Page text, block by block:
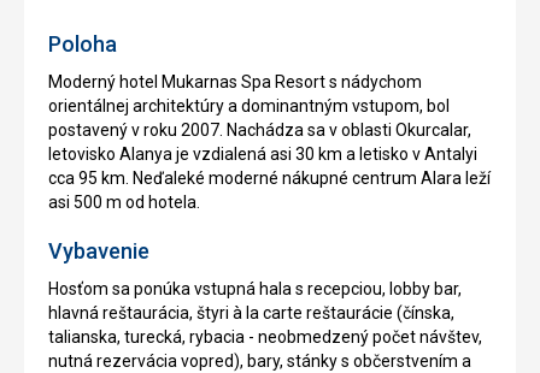
Poloha
Moderný hotel Mukarnas Spa Resort s nádychom
orientálnej architektúry a dominantným vstupom, bol
postavený v roku 2007. Nachádza sa v oblasti Okurcalar,
letovisko Alanya je vzdialená asi 30 km a letisko v Antalyi
cca 95 km. Neďaleké moderné nákupné centrum Alara leží
asi 500 m od hotela.
Vybavenie
Hosťom sa ponúka vstupná hala s recepciou, lobby bar,
hlavná reštaurácia, štyri à la carte reštaurácie (čínska,
talianska, turecká, rybacia - neobmedzený počet návštev,
nutná rezervácia vopred), bary, stánky s občerstvením a